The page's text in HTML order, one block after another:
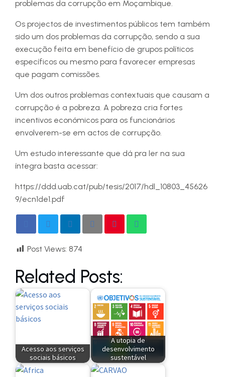
problemas da corrupção em Moçambique.
Os projectos de investimentos públicos tem também
sido um dos problemas da corrupção, sendo a sua
execução feita em benefício de grupos políticos
específicos ou mesmo para favorecer empresas
que pagam comissões.
Um dos outros problemas contextuais que causam a
corrupção é a pobreza. A pobreza cria fortes
incentivos económicos para os funcionários
envolverem-se em actos de corrupção.
Um estudo interessante que dá pra ler na sua
íntegra basta acessar:
https://ddd.uab.cat/pub/tesis/2017/hdl_10803_45626
9/ecn1de1.pdf
Post Views: 874
Related Posts:
Acesso aos serviços
sociais básicos
A utopia de
desenvolvimento
sustentável